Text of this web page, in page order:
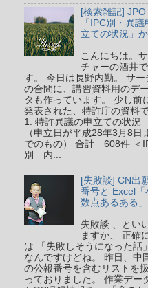
[検索雑記] JPO
「IPC別・異議
立ての状況」
こんにちは。
チャーの酒井で
す。 今日は長野内勤。 サー
の合間に、講習資料用のデー
タも作っています。 少し前
発表された、特許庁の資料
1. 特許異議の申立ての状況
（申立日が平成28年3月8日
でのもの） 合計 608件 ＜
別 内...
[失敗談] CN出
番号と Excel「
数点あるある」
失敗談 、とい
ますか、 正確
は 「失敗しそうになった話」
なんですけどね。 昨日、中
の公報番号を含むリストを扱
っておりました。 作業デー